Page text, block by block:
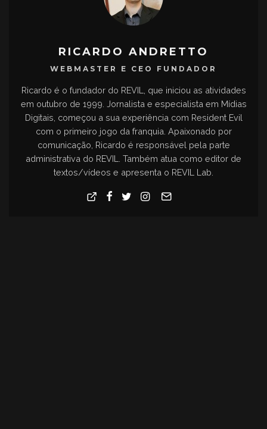
RICARDO ANDRETTO
WEBMASTER E CEO FUNDADOR
Ricardo é o fundador do REVIL, que iniciou as atividades
em outubro de 1999. Jornalista e especialista em Mídias
Digitais, começou a sua experiência com Resident Evil
com o primeiro jogo da franquia. Apaixonado por
comunicação, Ricardo é responsável pela parte
administrativa do REVIL. Também atua como editor de
textos/vídeos e apresenta o REVIL Lab.